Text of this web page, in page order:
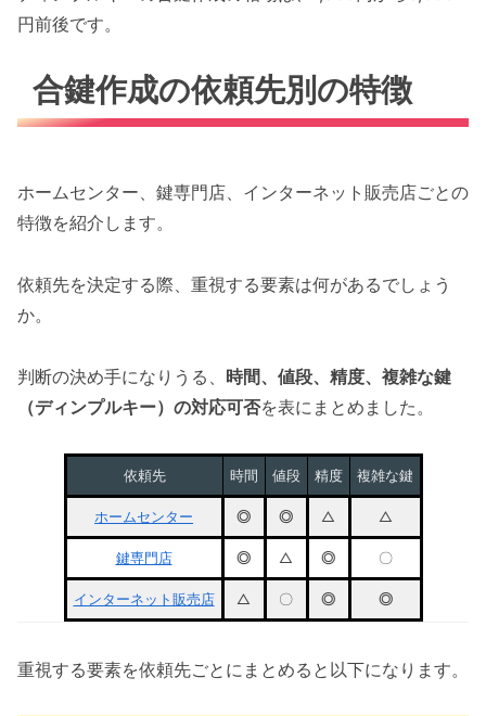
円前後です。
合鍵作成の依頼先別の特徴
ホームセンター、鍵専門店、インターネット販売店ごとの
特徴を紹介します。
依頼先を決定する際、重視する要素は何があるでしょう
か。
判断の決め手になりうる、 時間、値段、精度、複雑な鍵
（ディンプルキー）の対応可否を表にまとめました。
依頼先 時間 値段 精度 複雑な鍵
ホームセンター ◎ ◎ △ △
鍵専門店 ◎ △ ◎ 〇
インターネット販売店 △ 〇 ◎ ◎
重視する要素を依頼先ごとにまとめると以下になります。